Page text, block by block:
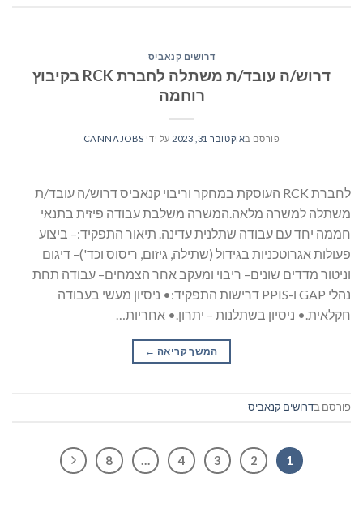
דרושים קנאביס
דרוש/ה עובד/ת משתלה לחברת RCK בקיבוץ
רוחמה
פורסם באוקטובר 31, 2023 על ידי CANNAJOBS
לחברת RCK העוסקת במחקר וריבוי קנאביס דרוש/ה עובד/ת
משתלה למשרה מלאה.המשרה משלבת עבודה פיזית בתנאי
חממה יחד עם עבודה שתלנית עדינה. תיאור התפקיד:– ביצוע
פעולות אגרוטכניות בגידול (שתילה, גיזום, ריסוס וכד')– דיגום
וניטור מדדים שונים– ריבוי ומעקב אחר הצמחים– עבודה תחת
נהלי GAP ו-PPIS דרישות התפקיד:• ניסיון מעשי בעבודה
חקלאית.• ניסיון בשתלנות – יתרון.• אחריות…
המשך קריאה →
פורסם בדרושים קנאביס
1
2
3
4
8